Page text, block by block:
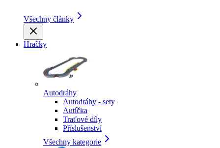
Všechny články
Hračky
Autodráhy
Autodráhy - sety
Autíčka
Traťové díly
Příslušenství
Všechny kategorie